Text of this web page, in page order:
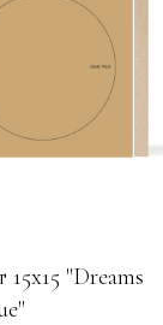
15x15 "Dreams